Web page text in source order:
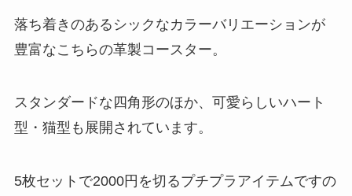
落ち着きのあるシックなカラーバリエーションが
豊富なこちらの革製コースター。
スタンダードな四角形のほか、可愛らしいハート
型・猫型も展開されています。
5枚セットで2000円を切るプチプラアイテムですの